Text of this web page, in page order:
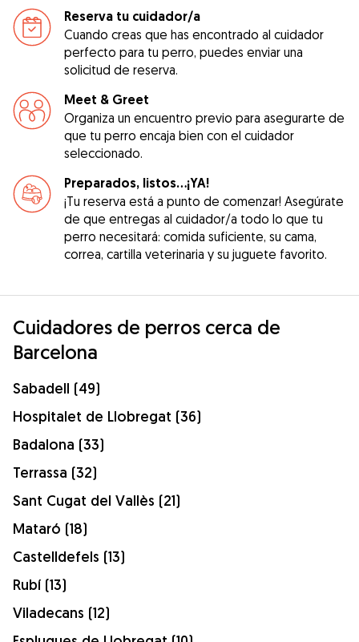
Reserva tu cuidador/a
Cuando creas que has encontrado al cuidador
perfecto para tu perro, puedes enviar una
solicitud de reserva.
Meet & Greet
Organiza un encuentro previo para asegurarte de
que tu perro encaja bien con el cuidador
seleccionado.
Preparados, listos...¡YA!
¡Tu reserva está a punto de comenzar! Asegúrate
de que entregas al cuidador/a todo lo que tu
perro necesitará: comida suficiente, su cama,
correa, cartilla veterinaria y su juguete favorito.
Cuidadores de perros cerca de
Barcelona
Sabadell (49)
Hospitalet de Llobregat (36)
Badalona (33)
Terrassa (32)
Sant Cugat del Vallès (21)
Mataró (18)
Castelldefels (13)
Rubí (13)
Viladecans (12)